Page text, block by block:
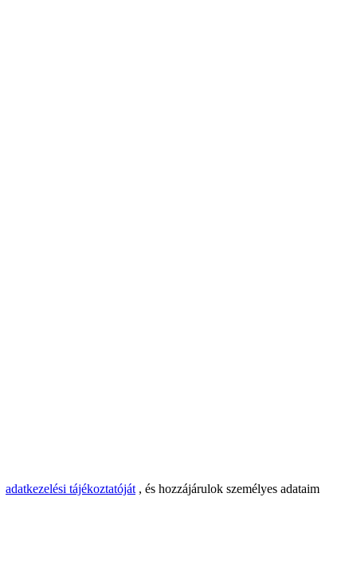
adatkezelési tájékoztatóját , és hozzájárulok személyes adataim